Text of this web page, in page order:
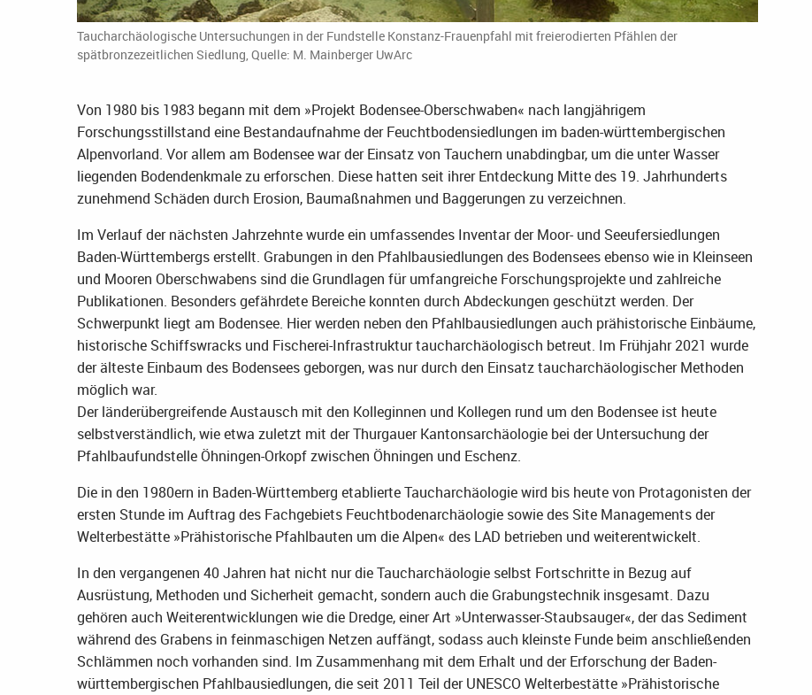
Taucharchäologische Untersuchungen in der Fundstelle Konstanz-Frauenpfahl mit freierodierten Pfählen der
spätbronzezeitlichen Siedlung, Quelle: M. Mainberger UwArc
Von 1980 bis 1983 begann mit dem »Projekt Bodensee-Oberschwaben« nach langjährigem
Forschungsstillstand eine Bestandaufnahme der Feuchtbodensiedlungen im baden-württembergischen
Alpenvorland. Vor allem am Bodensee war der Einsatz von Tauchern unabdingbar, um die unter Wasser
liegenden Bodendenkmale zu erforschen. Diese hatten seit ihrer Entdeckung Mitte des 19. Jahrhunderts
zunehmend Schäden durch Erosion, Baumaßnahmen und Baggerungen zu verzeichnen.
Im Verlauf der nächsten Jahrzehnte wurde ein umfassendes Inventar der Moor- und Seeufersiedlungen
Baden-Württembergs erstellt. Grabungen in den Pfahlbausiedlungen des Bodensees ebenso wie in Kleinseen
und Mooren Oberschwabens sind die Grundlagen für umfangreiche Forschungsprojekte und zahlreiche
Publikationen. Besonders gefährdete Bereiche konnten durch Abdeckungen geschützt werden. Der
Schwerpunkt liegt am Bodensee. Hier werden neben den Pfahlbausiedlungen auch prähistorische Einbäume,
historische Schiffswracks und Fischerei-Infrastruktur taucharchäologisch betreut. Im Frühjahr 2021 wurde
der älteste Einbaum des Bodensees geborgen, was nur durch den Einsatz taucharchäologischer Methoden
möglich war.
Der länderübergreifende Austausch mit den Kolleginnen und Kollegen rund um den Bodensee ist heute
selbstverständlich, wie etwa zuletzt mit der Thurgauer Kantonsarchäologie bei der Untersuchung der
Pfahlbaufundstelle Öhningen-Orkopf zwischen Öhningen und Eschenz.
Die in den 1980ern in Baden-Württemberg etablierte Taucharchäologie wird bis heute von Protagonisten der
ersten Stunde im Auftrag des Fachgebiets Feuchtbodenarchäologie sowie des Site Managements der
Welterbestätte »Prähistorische Pfahlbauten um die Alpen« des LAD betrieben und weiterentwickelt.
In den vergangenen 40 Jahren hat nicht nur die Taucharchäologie selbst Fortschritte in Bezug auf
Ausrüstung, Methoden und Sicherheit gemacht, sondern auch die Grabungstechnik insgesamt. Dazu
gehören auch Weiterentwicklungen wie die Dredge, einer Art »Unterwasser-Staubsauger«, der das Sediment
während des Grabens in feinmaschigen Netzen auffängt, sodass auch kleinste Funde beim anschließenden
Schlämmen noch vorhanden sind. Im Zusammenhang mit dem Erhalt und der Erforschung der Baden-
württembergischen Pfahlbausiedlungen, die seit 2011 Teil der UNESCO Welterbestätte »Prähistorische